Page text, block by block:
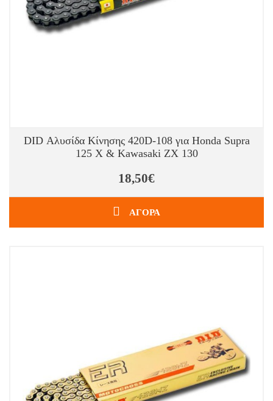
DID Αλυσίδα Κίνησης 420D-108 για Honda Supra
125 X & Kawasaki ZX 130
18,50€
ΑΓΟΡΑ